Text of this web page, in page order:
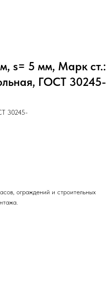
s= 5 мм, Марк ст.:
ГОСТ 30245-
30245-
ограждений и строительных